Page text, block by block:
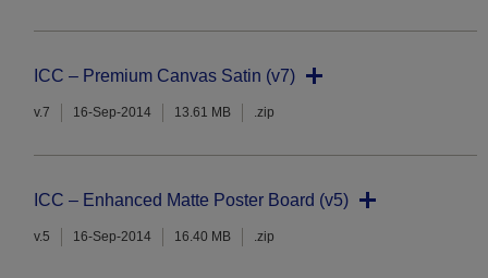
ICC – Premium Canvas Satin (v7)
v.7 16-Sep-2014 13.61 MB .zip
ICC – Enhanced Matte Poster Board (v5)
v.5 16-Sep-2014 16.40 MB .zip